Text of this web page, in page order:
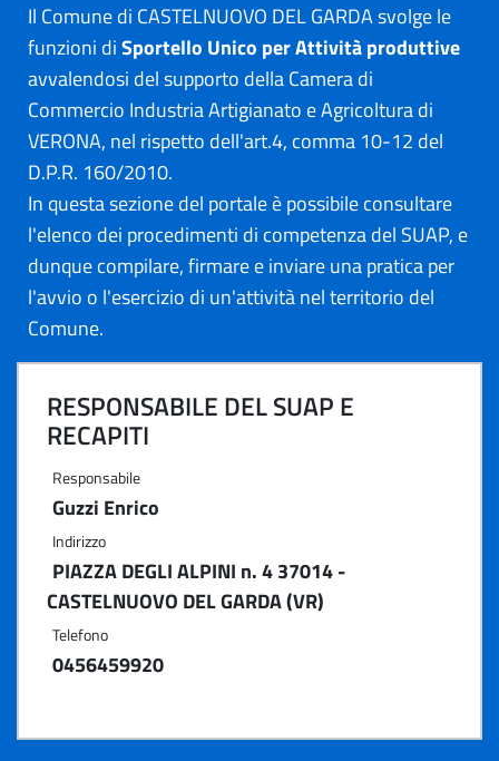
Il Comune di CASTELNUOVO DEL GARDA svolge le
funzioni diSportello Unico per Attività produttive
avvalendosi del supporto della Camera di
Commercio Industria Artigianato e Agricoltura di
VERONA, nel rispetto dell'art.4, comma 10-12 del
D.P.R. 160/2010.
In questa sezione del portale è possibile consultare
l'elenco dei procedimenti di competenza del SUAP, e
dunque compilare, firmare e inviare una pratica per
l'avvio o l'esercizio di un'attività nel territorio del
Comune.
RESPONSABILE DEL SUAP E
RECAPITI
Responsabile
Guzzi Enrico
Indirizzo
PIAZZA DEGLI ALPINI n. 4 37014 -
CASTELNUOVO DEL GARDA (VR)
Telefono
0456459920